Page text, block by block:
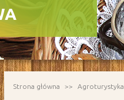
Strona główna Agroturystyka